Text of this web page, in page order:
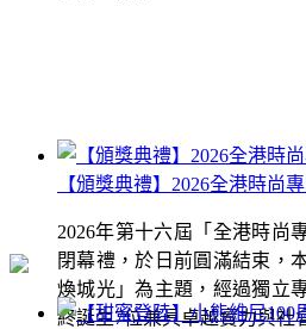
【頒獎典禮】2026全港時尚
2026年第十六屆「全港時尚
閉幕禮，於日前圓滿結束，
煥城光」為主題，經過獨立
終誕生7位兼具卓越實力與社